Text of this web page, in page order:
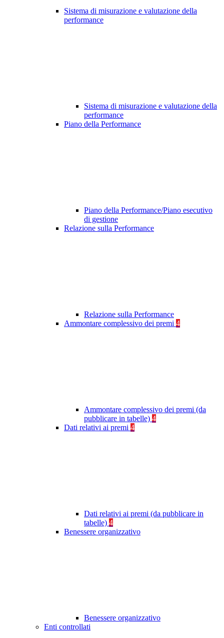
Sistema di misurazione e valutazione della
performance
Sistema di misurazione e valutazione della
performance
Piano della Performance
Piano della Performance/Piano esecutivo
di gestione
Relazione sulla Performance
Relazione sulla Performance
Ammontare complessivo dei premi 4
Ammontare complessivo dei premi (da
pubblicare in tabelle) 4
Dati relativi ai premi 4
Dati relativi ai premi (da pubblicare in
tabelle) 4
Benessere organizzativo
Benessere organizzativo
Enti controllati